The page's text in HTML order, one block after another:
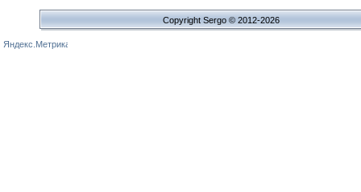
Copyright Sergo © 2012-2026